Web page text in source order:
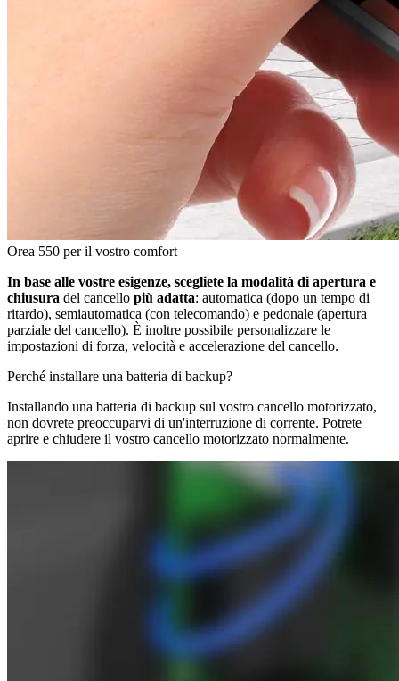
Orea 550 per il vostro comfort
In base alle vostre esigenze, scegliete la modalità di apertura e
chiusura del cancello più adatta: automatica (dopo un tempo di
ritardo), semiautomatica (con telecomando) e pedonale (apertura
parziale del cancello). È inoltre possibile personalizzare le
impostazioni di forza, velocità e accelerazione del cancello.
Perché installare una batteria di backup?
Installando una batteria di backup sul vostro cancello motorizzato,
non dovrete preoccuparvi di un'interruzione di corrente. Potrete
aprire e chiudere il vostro cancello motorizzato normalmente.